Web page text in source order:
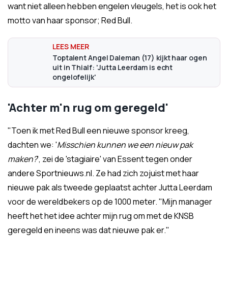
want niet alleen hebben engelen vleugels, het is ook het
motto van haar sponsor; Red Bull.
Toptalent Angel Daleman (17) kijkt haar ogen
uit in Thialf: 'Jutta Leerdam is echt
ongelofelijk'
'Achter m'n rug om geregeld'
"Toen ik met Red Bull een nieuwe sponsor kreeg,
dachten we: 'Misschien kunnen we een nieuw pak
maken?', zei de 'stagiaire' van Essent tegen onder
andere Sportnieuws.nl. Ze had zich zojuist met haar
nieuwe pak als tweede geplaatst achter Jutta Leerdam
voor de wereldbekers op de 1000 meter. "Mijn manager
heeft het het idee achter mijn rug om met de KNSB
geregeld en ineens was dat nieuwe pak er."